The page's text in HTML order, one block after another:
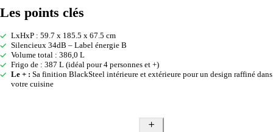
Les points clés
LxHxP : 59.7 x 185.5 x 67.5 cm
Silencieux 34dB – Label énergie B
Volume total : 386,0 L
Frigo de : 387 L (idéal pour 4 personnes et +)
Le + : Sa finition BlackSteel intérieure et extérieure pour un design raffiné dans
votre cuisine